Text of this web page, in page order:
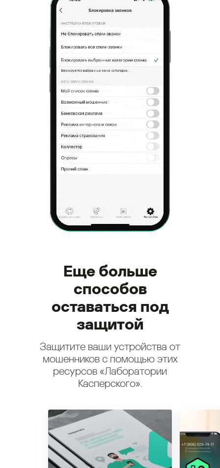
Еще больше
способов
оставаться под
защитой
Защитите ваши устройства от
мошенников с помощью этих
ресурсов «Лаборатории
Касперского».